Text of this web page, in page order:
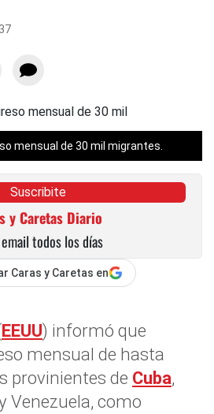
mensual de 30 mil migrantes.
Suscribite
y Caretas Diario
todos los días
Caras y Caretas en
EEUU) informó que
mensual de hasta
provinientes de Cuba,
Venezuela, como